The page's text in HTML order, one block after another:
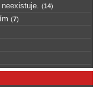
(14)
(7)